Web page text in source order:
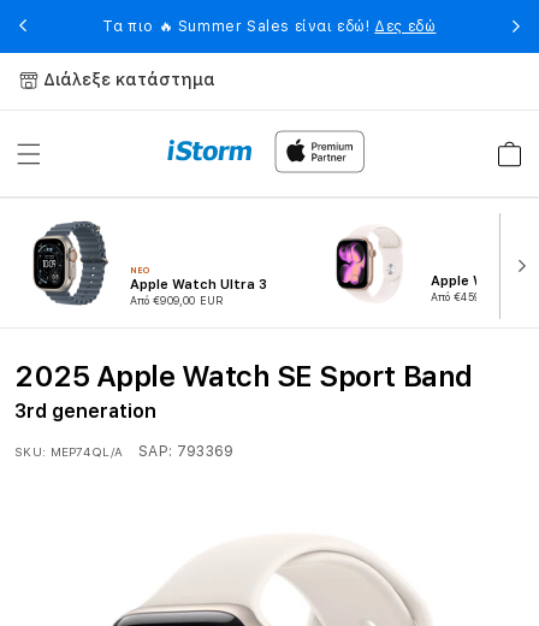
Τα πιο 🔥 Summer Sales είναι εδώ! Δες εδώ
Διάλεξε κατάστημα
Καλάθι
NEO
Apple Watch Ultra 3
Από €909,00 EUR
Apple Watch
Από €459,00 EUR
2025 Apple Watch SE Sport Band
3rd generation
SKU: MEP74QL/A SAP: 793369